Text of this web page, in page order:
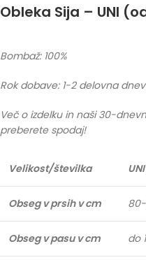
Obleka Sija – UNI
Bombaž: 100%
Rok dobave: 1-2 delovna
Več o izdelku in naši 30-
preberete spodaj!
Velikost/številka
Obseg v prsih v cm
Obseg v pasu v cm do